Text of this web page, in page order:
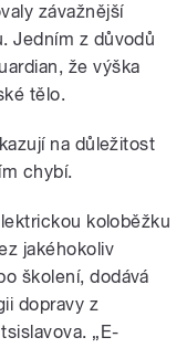
závažnější
Jedním z důvodů
že výška
tělo.
na důležitost
chybí.
koloběžku
jakéhokoliv
školení, dodává
dopravy z
„E-